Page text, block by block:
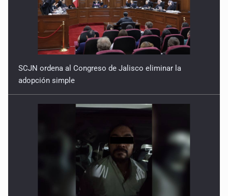
SCJN ordena al Congreso de Jalisco eliminar la
adopción simple